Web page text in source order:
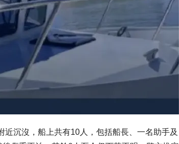
沉沒，船上共有10人，包括船長、一名助手及